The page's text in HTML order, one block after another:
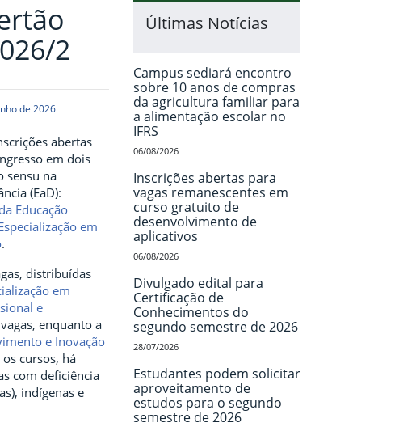
2
de 2026
abertas
em dois
sensu na
(EaD):
Educação
em
.
distribuídas
em
e
enquanto a
e Inovação
cursos, há
com deficiência
indígenas e
Últimas Notícias
Campus sediará encontro
sobre 10 anos de compras
da agricultura familiar para
a alimentação escolar no
IFRS
06/08/2026
Inscrições abertas para
vagas remanescentes em
curso gratuito de
desenvolvimento de
aplicativos
06/08/2026
Divulgado edital para
Certificação de
Conhecimentos do
segundo semestre de 2026
28/07/2026
Estudantes podem solicitar
aproveitamento de
estudos para o segundo
semestre de 2026